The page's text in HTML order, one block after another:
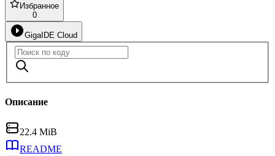
Избранное
0
GigaIDE Cloud
Описание
22.4 MiB
README